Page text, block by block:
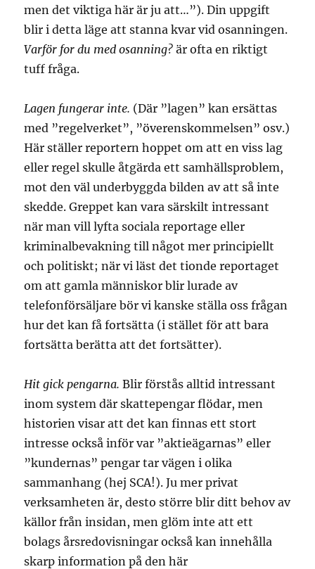
men det viktiga här är ju att…”). Din uppgift
blir i detta läge att stanna kvar vid osanningen.
Varför for du med osanning? är ofta en riktigt
tuff fråga.
Lagen fungerar inte. (Där ”lagen” kan ersättas
med ”regelverket”, ”överenskommelsen” osv.)
Här ställer reportern hoppet om att en viss lag
eller regel skulle åtgärda ett samhällsproblem,
mot den väl underbyggda bilden av att så inte
skedde. Greppet kan vara särskilt intressant
när man vill lyfta sociala reportage eller
kriminalbevakning till något mer principiellt
och politiskt; när vi läst det tionde reportaget
om att gamla människor blir lurade av
telefonförsäljare bör vi kanske ställa oss frågan
hur det kan få fortsätta (i stället för att bara
fortsätta berätta att det fortsätter).
Hit gick pengarna.Blir förstås alltid intressant
inom system där skattepengar flödar, men
historien visar att det kan finnas ett stort
intresse också inför var ”aktieägarnas” eller
”kundernas” pengar tar vägen i olika
sammanhang (hej SCA!). Ju mer privat
verksamheten är, desto större blir ditt behov av
källor från insidan, men glöm inte att ett
bolags årsredovisningar också kan innehålla
skarp information på den här